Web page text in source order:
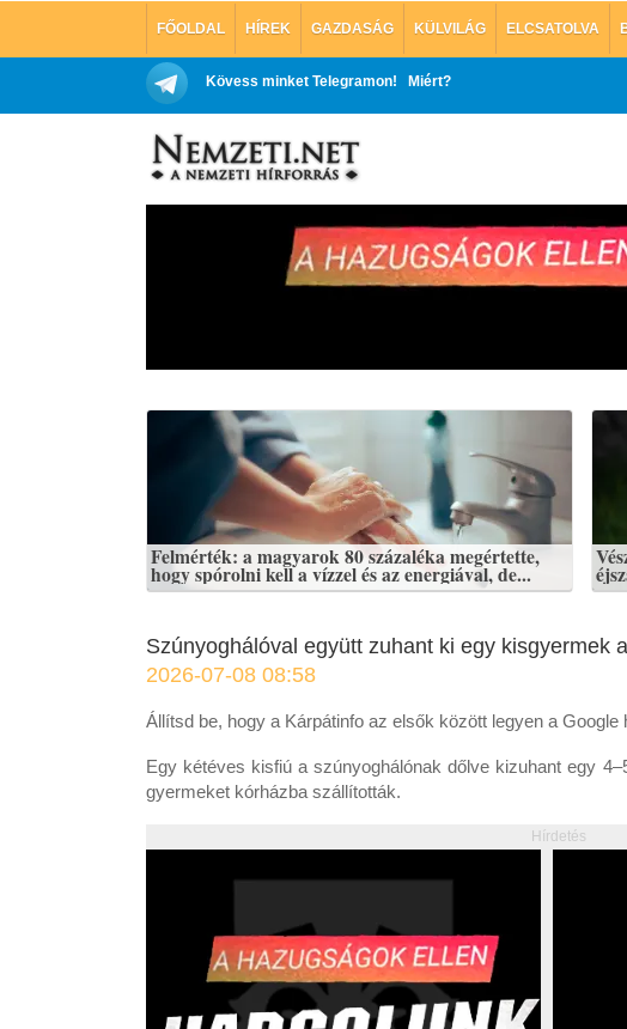
FŐOLDAL HÍREK GAZDASÁG KÜLVILÁG ELCSATOLVA
Kövess minket Telegramon! Miért?
Felmérték: a magyarok 80 százaléka megértette,
hogy spórolni kell a vízzel és az energiával, de...
Szúnyoghálóval együtt zuhant ki egy kisgyermek
2026-07-08 08:58
Állítsd be, hogy a Kárpátinfo az elsők között legyen a Google
Egy kétéves kisfiú a szúnyoghálónak dőlve kizuhant egy
gyermeket kórházba szállították.
Hírdetés